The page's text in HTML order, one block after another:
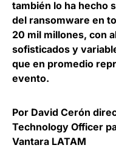
también lo ha hecho
del ransomware en
20 mil millones, con
sofisticados y
que en promedio
evento.
Por David Cerón
Technology Officer
Vantara LATAM